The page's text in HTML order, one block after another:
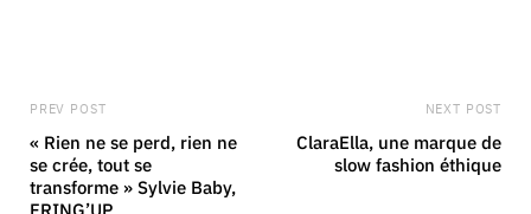
PREV POST
« Rien ne se perd, rien ne
se crée, tout se
transforme » Sylvie Baby,
FRING’UP
NEXT POST
ClaraElla, une marque de
slow fashion éthique